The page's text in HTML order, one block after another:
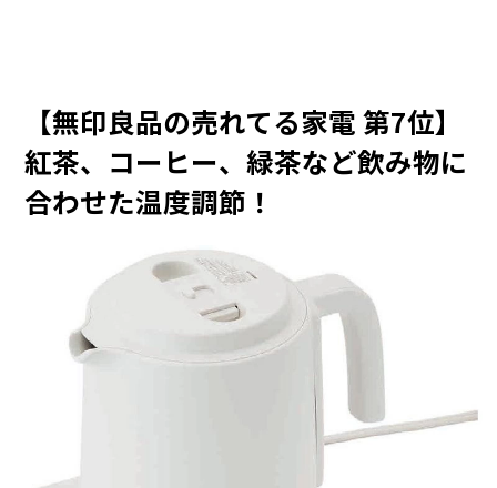
【無印良品の売れてる家電 第7位】
紅茶、コーヒー、緑茶など飲み物に
合わせた温度調節！